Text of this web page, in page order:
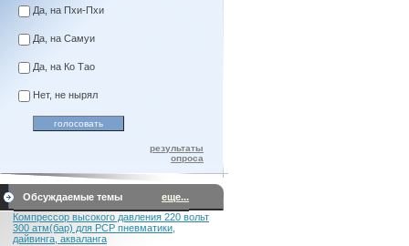
Да, на Пхи-Пхи
Да, на Самуи
Да, на Ко Тао
Нет, не нырял
результаты
опроса
Обсуждаемые темы
еще...
Компрессор высокого давления 220 вольт
300 атм(бар) для PCP пневматики,
дайвинга, акваланга